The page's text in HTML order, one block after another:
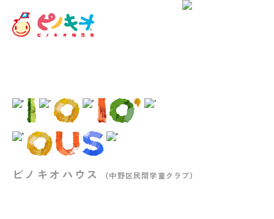
ピノキオハウス （中野区民間学童クラブ）